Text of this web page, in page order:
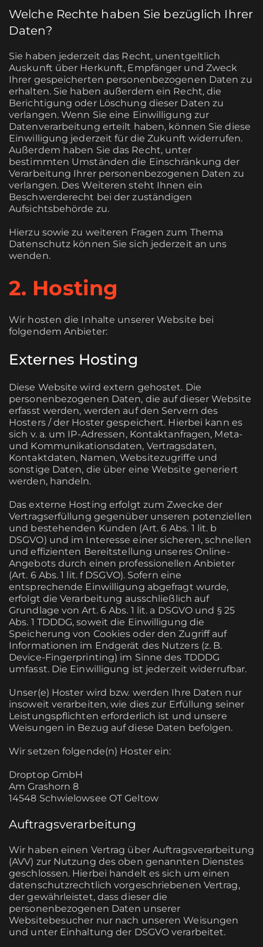
Welche Rechte haben Sie bezüglich Ihrer
Daten?
Sie haben jederzeit das Recht, unentgeltlich
Auskunft über Herkunft, Empfänger und Zweck
Ihrer gespeicherten personenbezogenen Daten zu
erhalten. Sie haben außerdem ein Recht, die
Berichtigung oder Löschung dieser Daten zu
verlangen. Wenn Sie eine Einwilligung zur
Datenverarbeitung erteilt haben, können Sie diese
Einwilligung jederzeit für die Zukunft widerrufen.
Außerdem haben Sie das Recht, unter
bestimmten Umständen die Einschränkung der
Verarbeitung Ihrer personenbezogenen Daten zu
verlangen. Des Weiteren steht Ihnen ein
Beschwerderecht bei der zuständigen
Aufsichtsbehörde zu.
Hierzu sowie zu weiteren Fragen zum Thema
Datenschutz können Sie sich jederzeit an uns
wenden.
2. Hosting
Wir hosten die Inhalte unserer Website bei
folgendem Anbieter:
Externes Hosting
Diese Website wird extern gehostet. Die
personenbezogenen Daten, die auf dieser Website
erfasst werden, werden auf den Servern des
Hosters / der Hoster gespeichert. Hierbei kann es
sich v. a. um IP-Adressen, Kontaktanfragen, Meta-
und Kommunikationsdaten, Vertragsdaten,
Kontaktdaten, Namen, Websitezugriffe und
sonstige Daten, die über eine Website generiert
werden, handeln.
Das externe Hosting erfolgt zum Zwecke der
Vertragserfüllung gegenüber unseren potenziellen
und bestehenden Kunden (Art. 6 Abs. 1 lit. b
DSGVO) und im Interesse einer sicheren, schnellen
und effizienten Bereitstellung unseres Online-
Angebots durch einen professionellen Anbieter
(Art. 6 Abs. 1 lit. f DSGVO). Sofern eine
entsprechende Einwilligung abgefragt wurde,
erfolgt die Verarbeitung ausschließlich auf
Grundlage von Art. 6 Abs. 1 lit. a DSGVO und § 25
Abs. 1 TDDDG, soweit die Einwilligung die
Speicherung von Cookies oder den Zugriff auf
Informationen im Endgerät des Nutzers (z. B.
Device-Fingerprinting) im Sinne des TDDDG
umfasst. Die Einwilligung ist jederzeit widerrufbar.
Unser(e) Hoster wird bzw. werden Ihre Daten nur
insoweit verarbeiten, wie dies zur Erfüllung seiner
Leistungspflichten erforderlich ist und unsere
Weisungen in Bezug auf diese Daten befolgen.
Wir setzen folgende(n) Hoster ein:
Droptop GmbH
Am Grashorn 8
14548 Schwielowsee OT Geltow
Auftragsverarbeitung
Wir haben einen Vertrag über Auftragsverarbeitung
(AVV) zur Nutzung des oben genannten Dienstes
geschlossen. Hierbei handelt es sich um einen
datenschutzrechtlich vorgeschriebenen Vertrag,
der gewährleistet, dass dieser die
personenbezogenen Daten unserer
Websitebesucher nur nach unseren Weisungen
und unter Einhaltung der DSGVO verarbeitet.